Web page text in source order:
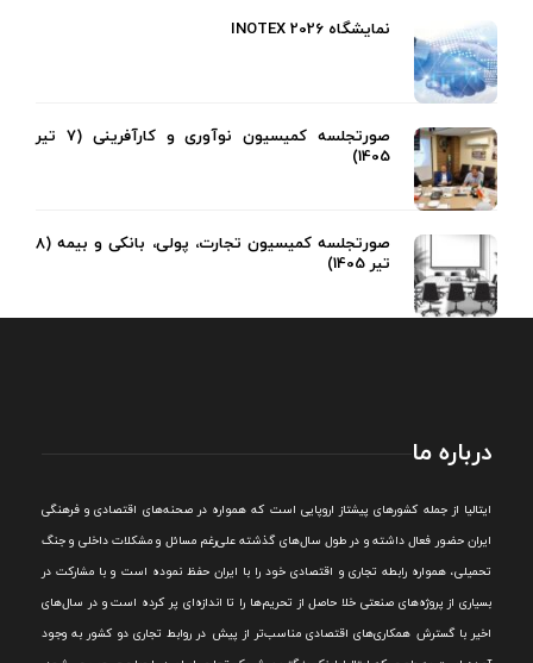
نمایشگاه INOTEX 2026
صورتجلسه کمیسیون نوآوری و کارآفرینی (7 تیر
1405)
صورتجلسه کمیسیون تجارت، پولی، بانکی و بیمه (8
تیر 1405)
درباره ما
ايتاليا از جمله کشورهای پيشتاز اروپایی است که همواره در صحنه‌های اقتصادی و فرهنگی
ايران حضور فعال داشته و در طول سال‌های گذشته علی‌رغم مسائل و مشکلات داخلی و جنگ
تحميلی، همواره رابطه تجاری و اقتصادی خود را با ايران حفظ نموده است و با مشارکت در
بسياری از پروژه‌های صنعتی خلا حاصل از تحريم‌ها را تا اندازه‌ای پر کرده است و در سال‌های
اخير با گسترش همکاری‌های اقتصادی مناسب‌تر از پيش در روابط تجاری دو کشور به وجود